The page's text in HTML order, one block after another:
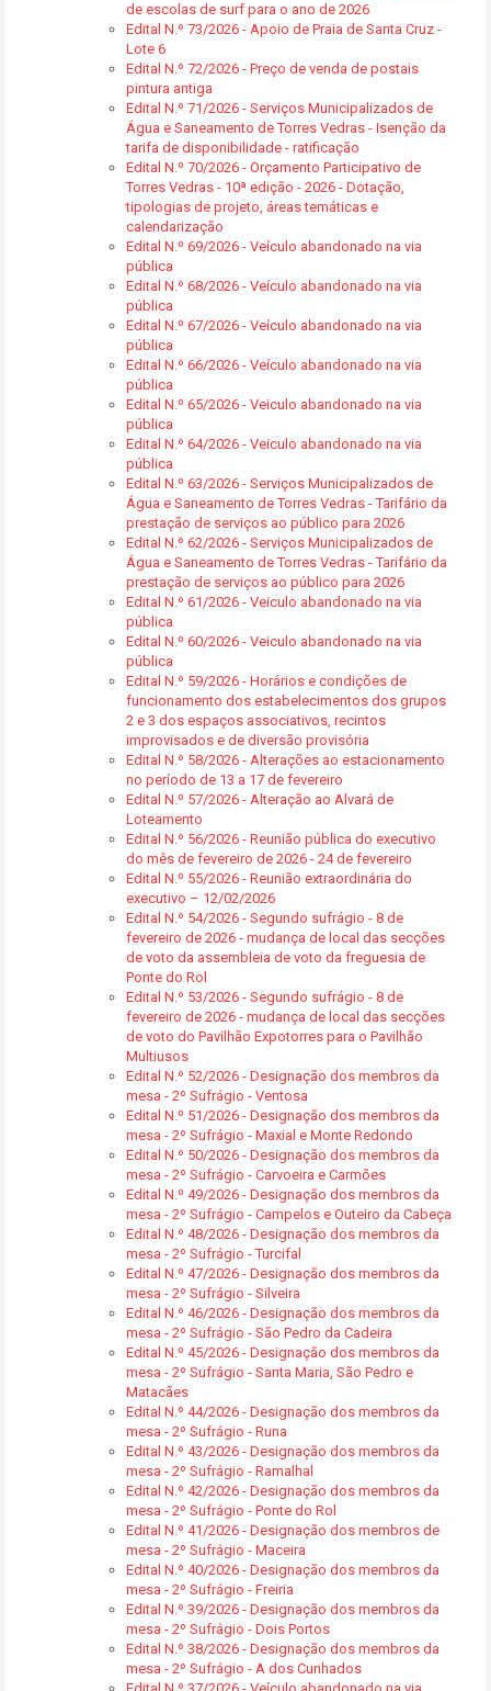
de escolas de surf para o ano de 2026
Edital N.º 73/2026 - Apoio de Praia de Santa Cruz -
Lote 6
Edital N.º 72/2026 - Preço de venda de postais
pintura antiga
Edital N.º 71/2026 - Serviços Municipalizados de
Água e Saneamento de Torres Vedras - Isenção da
tarifa de disponibilidade - ratificação
Edital N.º 70/2026 - Orçamento Participativo de
Torres Vedras - 10ª edição - 2026 - Dotação,
tipologias de projeto, áreas temáticas e
calendarização
Edital N.º 69/2026 - Veículo abandonado na via
pública
Edital N.º 68/2026 - Veículo abandonado na via
pública
Edital N.º 67/2026 - Veículo abandonado na via
pública
Edital N.º 66/2026 - Veículo abandonado na via
pública
Edital N.º 65/2026 - Veiculo abandonado na via
pública
Edital N.º 64/2026 - Veiculo abandonado na via
pública
Edital N.º 63/2026 - Serviços Municipalizados de
Água e Saneamento de Torres Vedras - Tarifário da
prestação de serviços ao público para 2026
Edital N.º 62/2026 - Serviços Municipalizados de
Água e Saneamento de Torres Vedras - Tarifário da
prestação de serviços ao público para 2026
Edital N.º 61/2026 - Veiculo abandonado na via
pública
Edital N.º 60/2026 - Veiculo abandonado na via
pública
Edital N.º 59/2026 - Horários e condições de
funcionamento dos estabelecimentos dos grupos
2 e 3 dos espaços associativos, recintos
improvisados e de diversão provisória
Edital N.º 58/2026 - Alterações ao estacionamento
no período de 13 a 17 de fevereiro
Edital N.º 57/2026 - Alteração ao Alvará de
Loteamento
Edital N.º 56/2026 - Reunião pública do executivo
do mês de fevereiro de 2026 - 24 de fevereiro
Edital N.º 55/2026 - Reunião extraordinária do
executivo – 12/02/2026
Edital N.º 54/2026 - Segundo sufrágio - 8 de
fevereiro de 2026 - mudança de local das secções
de voto da assembleia de voto da freguesia de
Ponte do Rol
Edital N.º 53/2026 - Segundo sufrágio - 8 de
fevereiro de 2026 - mudança de local das secções
de voto do Pavilhão Expotorres para o Pavilhão
Multiusos
Edital N.º 52/2026 - Designação dos membros da
mesa - 2º Sufrágio - Ventosa
Edital N.º 51/2026 - Designação dos membros da
mesa - 2º Sufrágio - Maxial e Monte Redondo
Edital N.º 50/2026 - Designação dos membros da
mesa - 2º Sufrágio - Carvoeira e Carmões
Edital N.º 49/2026 - Designação dos membros da
mesa - 2º Sufrágio - Campelos e Outeiro da Cabeça
Edital N.º 48/2026 - Designação dos membros da
mesa - 2º Sufrágio - Turcifal
Edital N.º 47/2026 - Designação dos membros da
mesa - 2º Sufrágio - Silveira
Edital N.º 46/2026 - Designação dos membros da
mesa - 2º Sufrágio - São Pedro da Cadeira
Edital N.º 45/2026 - Designação dos membros da
mesa - 2º Sufrágio - Santa Maria, São Pedro e
Matacães
Edital N.º 44/2026 - Designação dos membros da
mesa - 2º Sufrágio - Runa
Edital N.º 43/2026 - Designação dos membros da
mesa - 2º Sufrágio - Ramalhal
Edital N.º 42/2026 - Designação dos membros da
mesa - 2º Sufrágio - Ponte do Rol
Edital N.º 41/2026 - Designação dos membros de
mesa - 2º Sufrágio - Maceira
Edital N.º 40/2026 - Designação dos membros da
mesa - 2º Sufrágio - Freiria
Edital N.º 39/2026 - Designação dos membros da
mesa - 2º Sufrágio - Dois Portos
Edital N.º 38/2026 - Designação dos membros da
mesa - 2º Sufrágio - A dos Cunhados